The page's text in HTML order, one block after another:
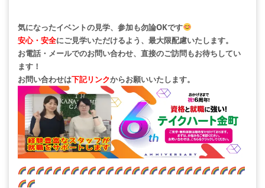
気になったイベントの見学、参加も勿論OKです
安心・安全にご見学いただけるよう、最大限配慮いたします。
お電話・メールでのお問い合わせ、直接のご訪問もお待ちしてい
ます！
お問い合わせは下記リンクからお願いいたします。